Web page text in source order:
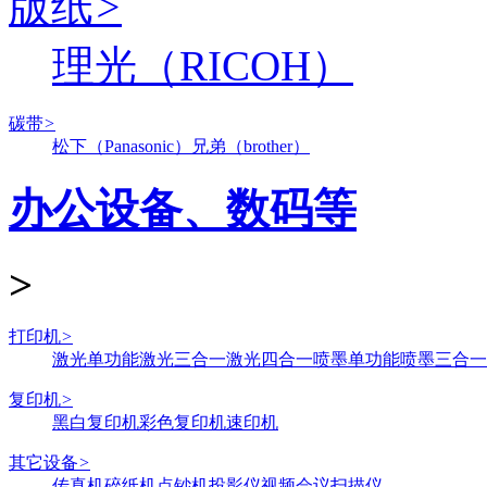
理光（RICOH）
碳带>
松下（Panasonic）
兄弟（brother）
办公设备、数码等
>
打印机>
激光单功能激光三合一激光四合一喷墨单功能喷墨三合一
复印机>
黑白复印机彩色复印机速印机
其它设备>